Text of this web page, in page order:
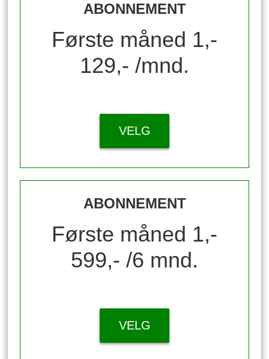
ABONNEMENT
Første måned 1,-
129,- /mnd.
VELG
ABONNEMENT
Første måned 1,-
599,- /6 mnd.
VELG